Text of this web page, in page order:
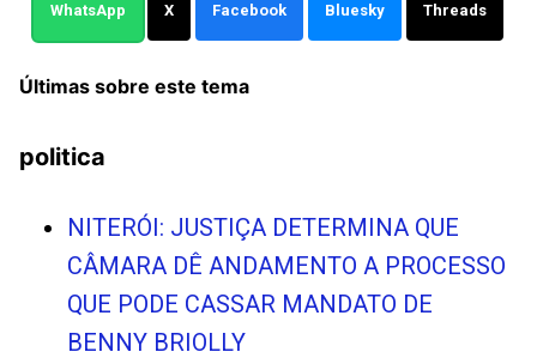
WhatsApp X Facebook Bluesky Threads
Últimas sobre este tema
politica
NITERÓI: JUSTIÇA DETERMINA QUE
CÂMARA DÊ ANDAMENTO A PROCESSO
QUE PODE CASSAR MANDATO DE
BENNY BRIOLLY